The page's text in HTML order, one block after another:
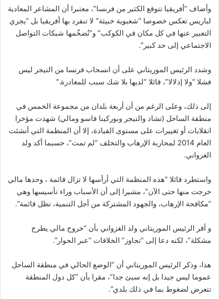
وأضاف “أفريقيا تتوقع الكثير من فرنسا”، معتبرا أن المشاعر المعادية
لباريس تعكس خصوصا “شعبوية خبيثة” لا تنفرد بها أفريقيا بل “يجري
التعبير عنها في كل مكان في الكوكب” و”تُضخّمها شبكات التواصل
الاجتماعي إلى حد كبير”.
وشدد الرئيس الموريتاني على أن انسحاب فرنسا من النيجر ليس
فشلا “ولا إذلالا”، قائلا “لديها بلا شك سبب للمغادرة.”
إلى ذلك، وعلى الرغم من أن أربعة بلدان من مجموعة الخمس في
منطقة الساحل (تشاد والنيجر وبوركينا فاسو ومالي) شهدت مؤخرا
انقلابات أو تغييرات على مستوى القيادة، إلا أن المنظمة التي أنشئت
العام 2014 لمحاربة الإرهاب والتخلف “لم تمت”، حسبما أكد ولد
الغزواني.
واستطرد قائلا “هذه المنظمة التي أرأسها لا تزال قائمة ، وحدها مالي
خرجت منها حتى الآن”، مشيرا إلى أن الأسباب وراء تأسيسها وهي
“مكافحة الإرهاب، والجهود المشتركة من أجل التنمية، تظل قائمة”.
و أقر الرئيس الموريتاني ولد الغزواني بأن “خروج مالي يطرح
مشكلة”، لكنه دعا إلى “تجاوز” الخلافات “عبر الحوار”.
هذا، وذكر الرئيس الموريتاني أن “الوضع الحالي في منطقة الساحل
عموما ليس جيدا بل إنه سيئ جدا”، مقرا بأن “كل دول المنطقة
تتعرض لضغوط بما في ذلك بلدي”.